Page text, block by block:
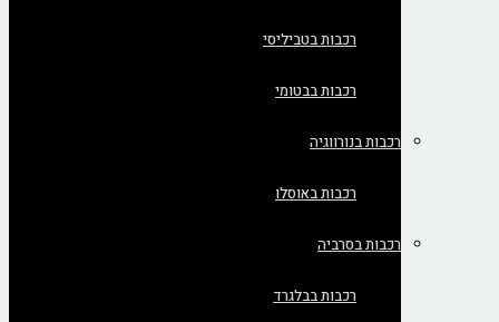
רכבות בטביליסי
רכבות בבטומי
רכבות בנורווגיה
רכבות באוסלו
רכבות בסרביה
רכבות בבלגרד